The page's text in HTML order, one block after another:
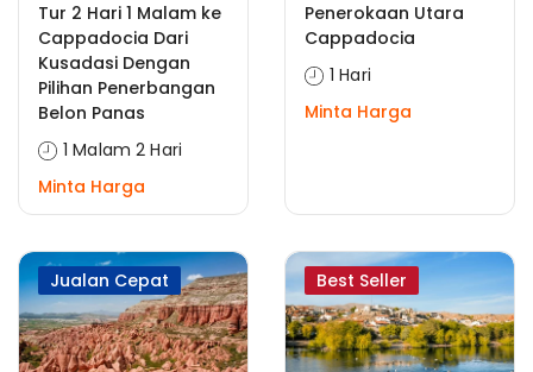
Tur 2 Hari 1 Malam ke
Cappadocia Dari
Kusadasi Dengan
Pilihan Penerbangan
Belon Panas
1 Malam 2 Hari
Minta Harga
Penerokaan Utara
Cappadocia
1 Hari
Minta Harga
Jualan Cepat Best Seller